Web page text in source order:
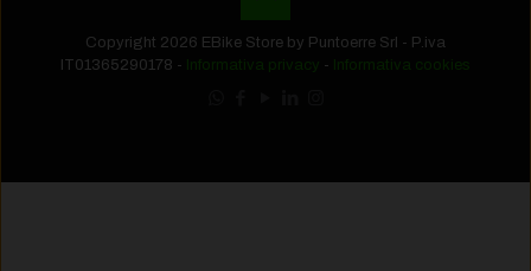
Copyright 2026 EBike Store by Puntoerre Srl - P.iva
IT01365290178 - Informativa privacy - Informativa cookies